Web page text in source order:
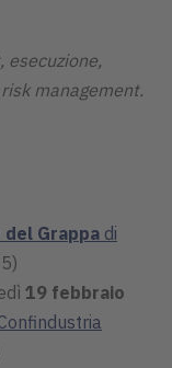
esecuzione,
management.
del Grappa di
19 febbraio